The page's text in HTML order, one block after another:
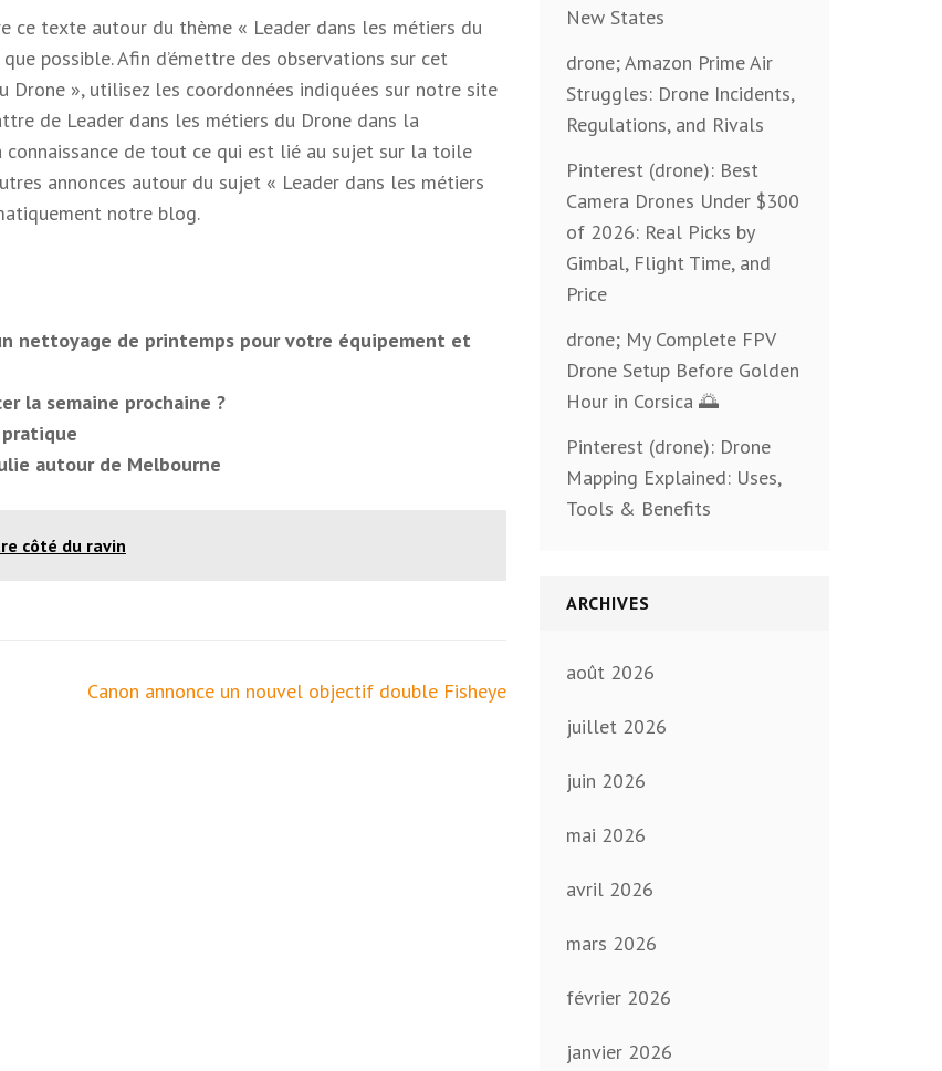
texte autour du thème « Leader dans les métiers du
possible. Afin d’émettre des observations sur cet
», utilisez les coordonnées indiquées sur notre site
de Leader dans les métiers du Drone dans la
de tout ce qui est lié au sujet sur la toile
annonces autour du sujet « Leader dans les métiers
notre blog.
nettoyage de printemps pour votre équipement et
la semaine prochaine ?
autour de Melbourne
côté du ravin
Canon annonce un nouvel objectif double Fisheye
New States
drone; Amazon Prime Air
Struggles: Drone Incidents,
Regulations, and Rivals
Pinterest (drone): Best
Camera Drones Under $300
of 2026: Real Picks by
Gimbal, Flight Time, and
Price
drone; My Complete FPV
Drone Setup Before Golden
Hour in Corsica 🌅
Pinterest (drone): Drone
Mapping Explained: Uses,
Tools & Benefits
ARCHIVES
août 2026
juillet 2026
juin 2026
mai 2026
avril 2026
mars 2026
février 2026
janvier 2026